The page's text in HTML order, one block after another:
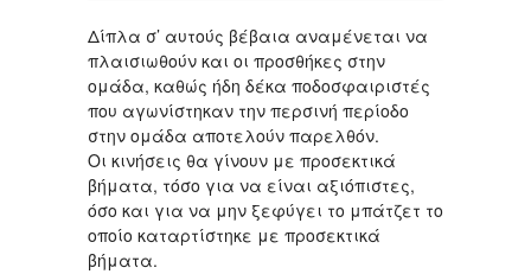
Δίπλα σ’ αυτούς βέβαια αναμένεται να
πλαισιωθούν και οι προσθήκες στην
ομάδα, καθώς ήδη δέκα ποδοσφαιριστές
που αγωνίστηκαν την περσινή περίοδο
στην ομάδα αποτελούν παρελθόν.
Οι κινήσεις θα γίνουν με προσεκτικά
βήματα, τόσο για να είναι αξιόπιστες,
όσο και για να μην ξεφύγει το μπάτζετ το
οποίο καταρτίστηκε με προσεκτικά
βήματα.